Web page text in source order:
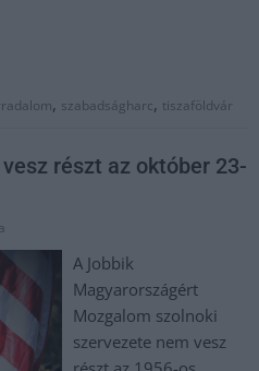
, szabadságharc, tiszaföldvár
részt az október 23-
A Jobbik
Magyarországért
Mozgalom szolnoki
szervezete nem vesz